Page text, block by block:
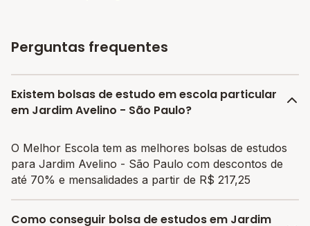
Perguntas frequentes
Existem bolsas de estudo em escola particular
em Jardim Avelino - São Paulo?
O Melhor Escola tem as melhores bolsas de estudos
para Jardim Avelino - São Paulo com descontos de
até 70% e mensalidades a partir de R$ 217,25
Como conseguir bolsa de estudos em Jardim